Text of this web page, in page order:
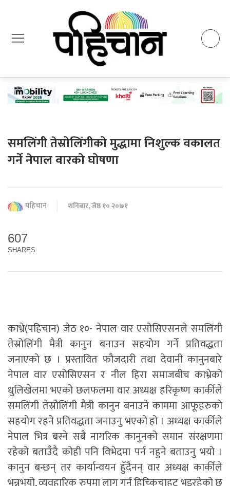
समलिंगी तेस्रोलिंगीको मुद्धामा निशुल्क वकालत
गर्ने नेपाल वारको घोषणा
पहिचान शनिबार, जेष्ठ १० २०७१
607
SHARES
काभ्रे(पहिचान) जेठ १०- नेपाल वार एसोसिएसनले समलिंगी
तेस्रोलिंगी मैत्री कानुन बनाउन सहयोग गर्ने प्रतिवद्धता
जनाएको छ । प्रस्तावित फौजदारी तथा देवानी कानुनबारे
नेपाल वार एसोसिएसन र नील हिरा समाजबीच काभ्रेको
धुलिखेलमा भएको छलफलमा वार अध्यक्ष हरिकृष्ण कार्कीले
समलिंगी तेस्रोलिंगी मैत्री कानुन बनाउने काममा आफूहरुको
सहयोग रहने प्रतिवद्धता जनाउनु भएको हो । अध्यक्ष कार्कीले
नेपाल भित्र बस्ने सबै नागरिक कानुनको समान संरक्षणमा
रहेको बताउँदै कोही पनि विभेदमा पर्न नहुने बताउनु भयो ।
कानुन बन्छन् तर कार्यान्वयन हुँदैनन् वार अध्यक्ष कार्कीले